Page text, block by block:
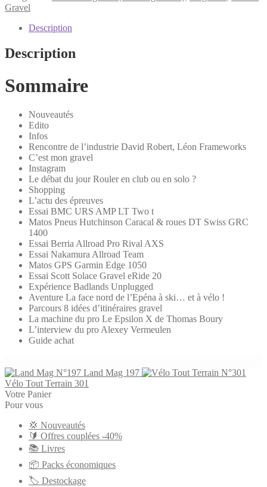
12
|
Gravel
Description
Description
Sommaire
Nouveautés
Edito
Infos
Rencontre de l’industrie David Robert, Léon Frameworks
C’est mon gravel
Instagram
Le débat du jour Rouler en club ou en solo ?
Shopping
L’actu des épreuves
Essai BMC URS AMP LT Two t
Matos Pneus Hutchinson Caracal & roues DT Swiss GRC
1400
Essai Berria Allroad Pro Rival AXS
Essai Nakamura Allroad Team
Matos GPS Garmin Edge 1050
Essai Scott Solace Gravel eRide 20
Expérience Badlands Unplugged
Aventure La face nord de l’Epéna à ski… et à vélo !
Parcours 8 idées d’itinéraires gravel
La machine du pro Le Epsilon X de Thomas Boury
L’interview du pro Alexey Vermeulen
Guide achat
Land Mag 197
Vélo Tout Terrain 301
Votre Panier
Pour vous
💢 Nouveautés
🔰 Offres couplées -40%
📚 Livres
📦 Packs économiques
🏷 Destockage